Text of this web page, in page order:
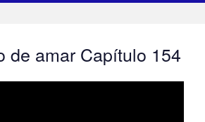
de amar Capítulo 154